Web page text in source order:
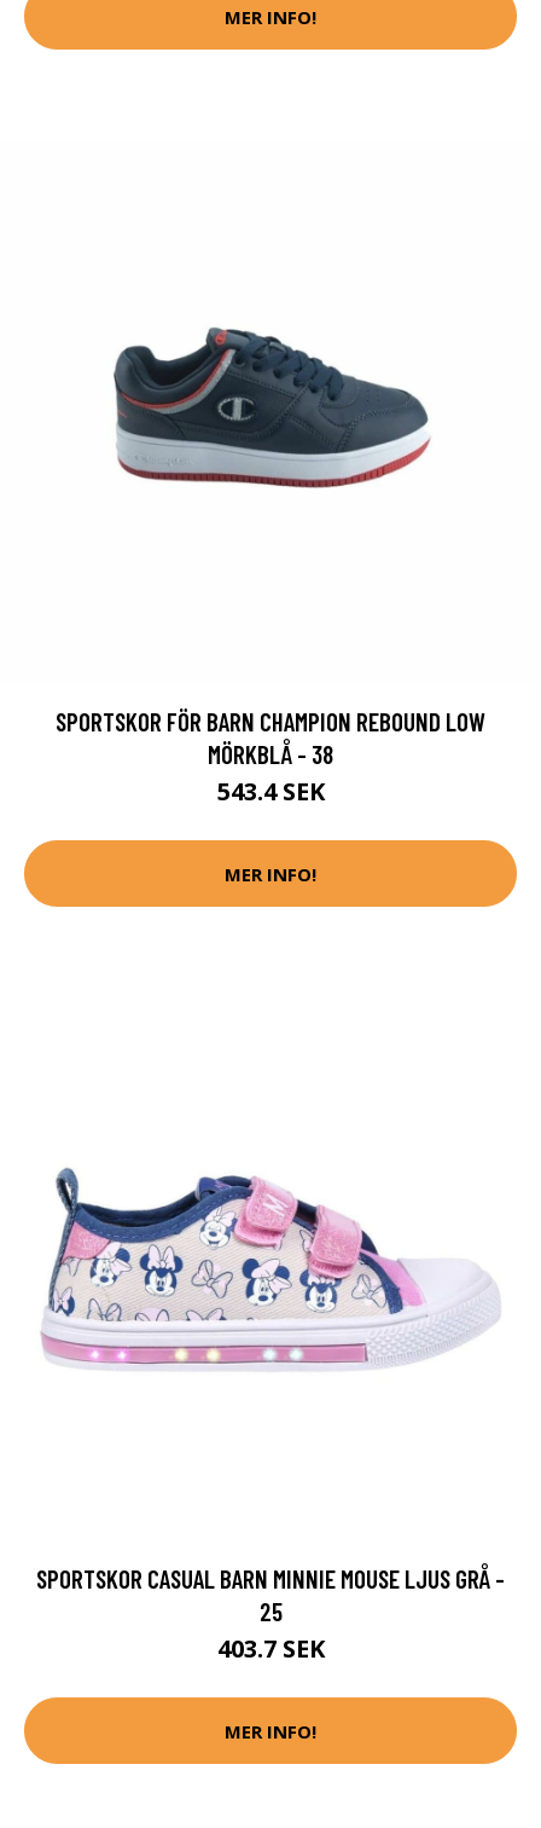
MER INFO!
SPORTSKOR FÖR BARN CHAMPION REBOUND LOW
MÖRKBLÅ - 38
543.4 SEK
MER INFO!
SPORTSKOR CASUAL BARN MINNIE MOUSE LJUS GRÅ -
25
403.7 SEK
MER INFO!